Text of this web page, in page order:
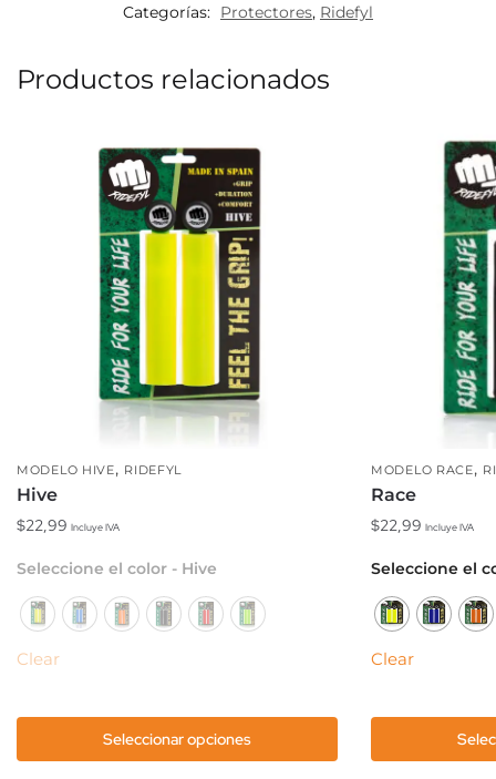
Categorías: Protectores, Ridefyl
Productos relacionados
MODELO HIVE, RIDEFYL
Hive
$22,99 Incluye IVA
Seleccionar opciones
Este
tiene
variantes.
opciones
Seleccione el color - Hive
Clear
MODELO RACE,
Race
$22,99 Incluye IVA
Este
tiene
variantes.
opciones
Seleccione el
Clear